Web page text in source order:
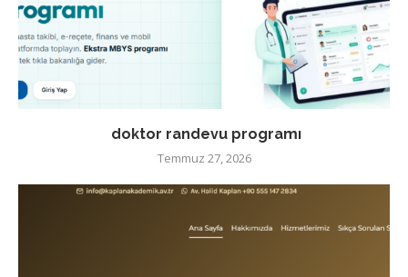
doktor randevu programı
Temmuz 27, 2026